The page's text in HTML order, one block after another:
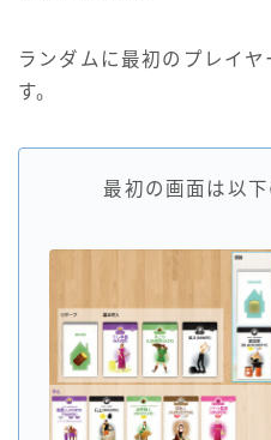
ランダムに最初のプレイ
す。
最初の画面は以